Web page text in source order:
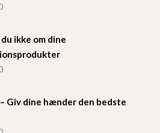
ikke om dine
Giv dine hænder den bedste